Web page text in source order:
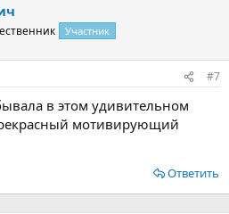
Участник
#7
в этом удивительном
мотивирующий
Ответить